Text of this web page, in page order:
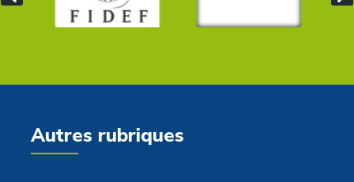
Autres rubriques